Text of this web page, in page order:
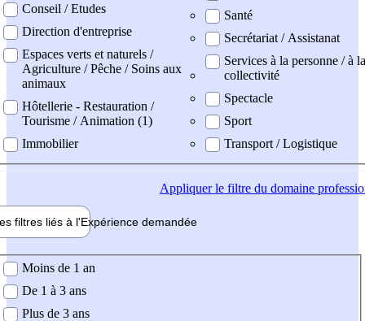
Conseil / Etudes
Direction d'entreprise
Espaces verts et naturels /
Agriculture / Pêche / Soins aux
animaux
Hôtellerie - Restauration /
Tourisme / Animation (1)
Immobilier
Santé
Secrétariat / Assistanat
Services à la personne / à la
collectivité
Spectacle
Sport
Transport / Logistique
Appliquerle filtre du domaine
filtres liés à l'Expérience demandée
demandée
Moins de 1 an
De 1 à 3 ans
Plus de 3 ans